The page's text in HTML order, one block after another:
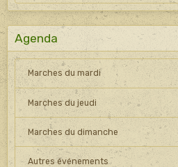
Agenda
Marches du mardi
Marches du jeudi
Marches du dimanche
Autres événements